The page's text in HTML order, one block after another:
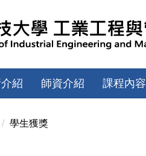
紹 師資介紹 課程內容
學生獲獎